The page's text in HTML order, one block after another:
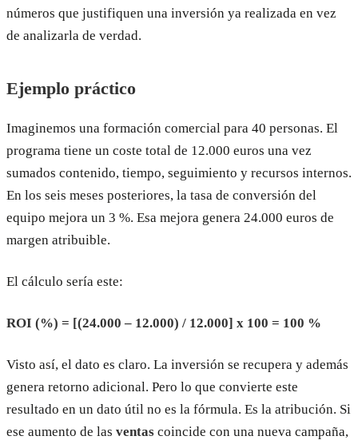
números que justifiquen una inversión ya realizada en vez
de analizarla de verdad.
Ejemplo práctico
Imaginemos una formación comercial para 40 personas. El
programa tiene un coste total de 12.000 euros una vez
sumados contenido, tiempo, seguimiento y recursos internos.
En los seis meses posteriores, la tasa de conversión del
equipo mejora un 3 %. Esa mejora genera 24.000 euros de
margen atribuible.
El cálculo sería este:
ROI (%) = [(24.000 – 12.000) / 12.000] x 100 = 100 %
Visto así, el dato es claro. La inversión se recupera y además
genera retorno adicional. Pero lo que convierte este
resultado en un dato útil no es la fórmula. Es la atribución. Si
ese aumento de las ventas coincide con una nueva campaña,